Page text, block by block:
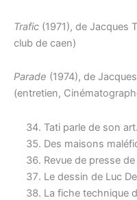
Trafic (1971), de Jacques
club de caen)
Parade (1974), de
(entretien,
Tati parle de son
Des maisons
Revue de presse de
Le dessin de Luc
La fiche technique